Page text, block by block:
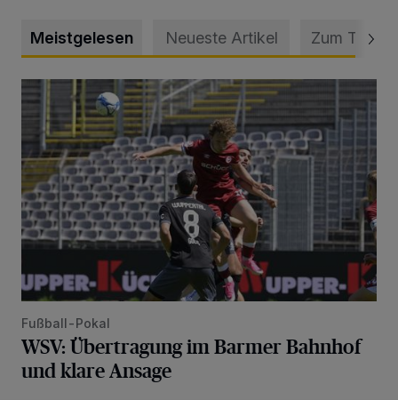
Meistgelesen Neueste Artikel Zum Thema
WSV: Übertragung im Barmer Bahnhof und klare Ansage
Fußball-Pokal
WSV: Übertragung im Barmer Bahnhof
und klare Ansage